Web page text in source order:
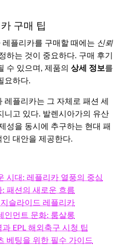
구매 팁
플리카를 구매할 때에는 신뢰
하는 것이 중요하다. 구매 후기
수 있으며, 제품의 상세 정보를
요하다.
레플리카는 그 자체로 패션 세
니고 있다. 발렌시아가의 유산
성을 동시에 추구하는 현대 패
대안을 제공한다.
시대: 레플리카 열풍의 중심
패션의 새로운 흐름
슬라이드 레플리카
인먼트 문화: 룸살롱
EPL 해외축구 시청 팁
베팅을 위한 필수 가이드